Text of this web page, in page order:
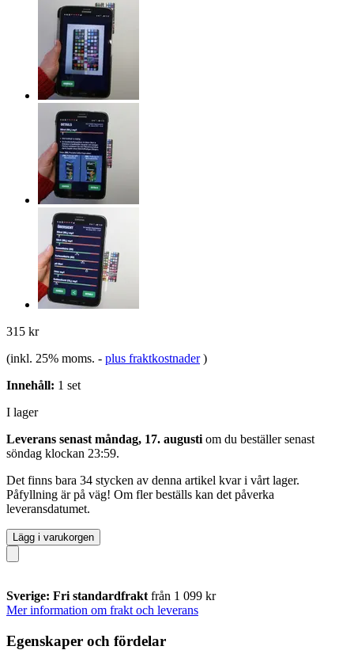
315 kr
(inkl. 25% moms. - plus fraktkostnader )
Innehåll: 1 set
I lager
Leverans senast måndag, 17. augusti om du beställer senast
söndag klockan 23:59.
Det finns bara 34 stycken av denna artikel kvar i vårt lager.
Påfyllning är på väg! Om fler beställs kan det påverka
leveransdatumet.
Lägg i varukorgen
Sverige: Fri standardfrakt från 1 099 kr
Mer information om frakt och leverans
Egenskaper och fördelar